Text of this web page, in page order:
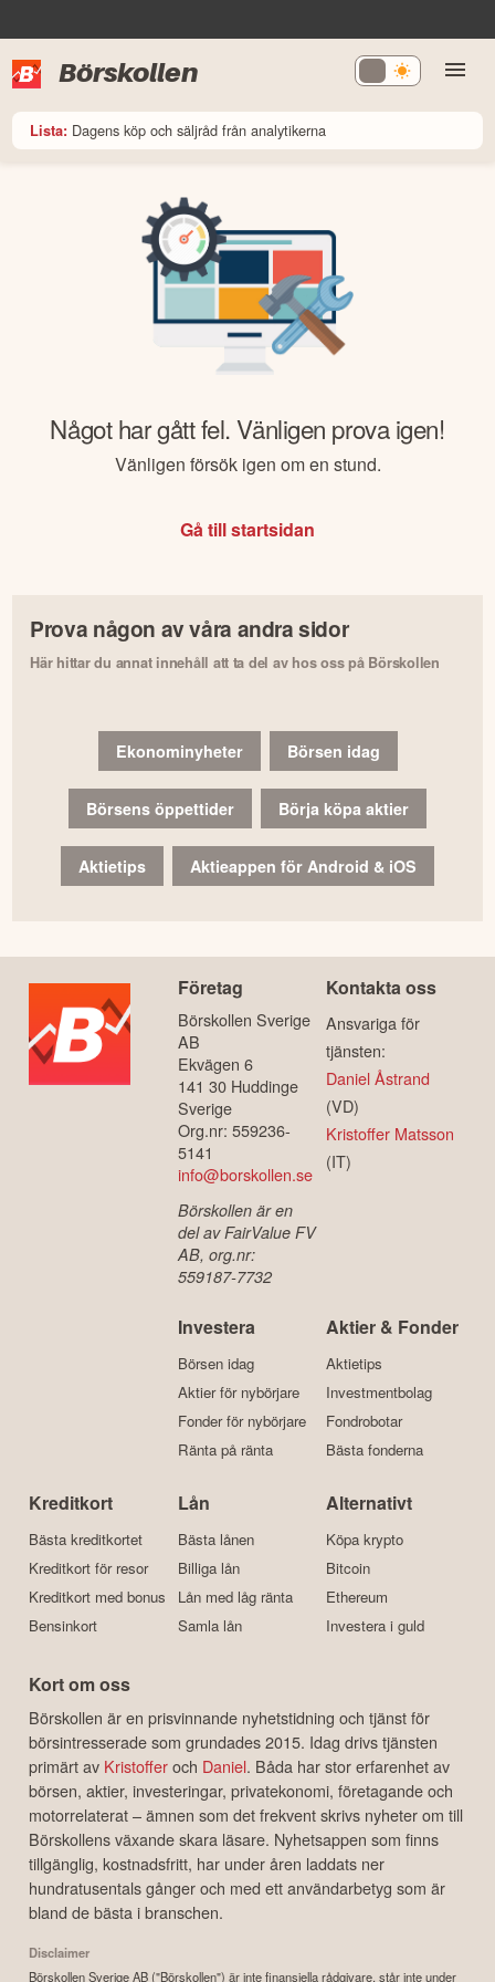
Börskollen
Lista: Dagens köp och säljråd från analytikerna
Något har gått fel. Vänligen prova igen!
Vänligen försök igen om en stund.
Gå till startsidan
Prova någon av våra andra sidor
Här hittar du annat innehåll att ta del av hos oss på Börskollen
Ekonominyheter Börsen idag
Börsens öppettider Börja köpa aktier
Aktietips Aktieappen för Android & iOS
Företag
Börskollen Sverige
AB
Ekvägen 6
141 30 Huddinge
Sverige
Org.nr: 559236-
5141
info@borskollen.se
Börskollen är en
del av FairValue FV
AB, org.nr:
559187-7732
Kontakta oss
Ansvariga för
tjänsten:
Daniel Åstrand
(VD)
Kristoffer Matsson
(IT)
Investera
Börsen idag
Aktier för nybörjare
Fonder för nybörjare
Ränta på ränta
Aktier & Fonder
Aktietips
Investmentbolag
Fondrobotar
Bästa fonderna
Kreditkort
Bästa kreditkortet
Kreditkort för resor
Kreditkort med bonus
Bensinkort
Lån
Bästa lånen
Billiga lån
Lån med låg ränta
Samla lån
Alternativt
Köpa krypto
Bitcoin
Ethereum
Investera i guld
Kort om oss
Börskollen är en prisvinnande nyhetstidning och tjänst för
börsintresserade som grundades 2015. Idag drivs tjänsten
primärt av Kristofferoch Daniel. Båda har stor erfarenhet av
börsen, aktier, investeringar, privatekonomi, företagande och
motorrelaterat – ämnen som det frekvent skrivs nyheter om till
Börskollens växande skara läsare. Nyhetsappen som finns
tillgänglig, kostnadsfritt, har under åren laddats ner
hundratusentals gånger och med ett användarbetyg som är
bland de bästa i branschen.
Disclaimer
Börskollen Sverige AB ("Börskollen") är inte finansiella rådgivare, står inte under